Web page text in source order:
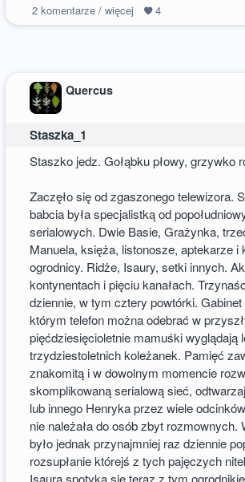
2komentarze / więcej 4
Quercus
Staszka_1
Staszko jedz. Gołąbku płowy, grzywko
Zaczęło się od zgaszonego telewizora.
babcia była specjalistką od
serialowych. Dwie Basie, Grażynka,
Manuela, księża, listonosze, aptekarze i
ogrodnicy. Ridże, Isaury, setki innych.
kontynentach i pięciu kanałach.
dziennie, w tym cztery powtórki.
którym telefon można odebrać w
pięćdziesięcioletnie mamuśki wyglądają
trzydziestoletnich koleżanek. Pamięć
znakomitą i w dowolnym momencie
skomplikowaną serialową sieć,
lub innego Henryka przez wiele
nie należała do osób zbyt rozmownych.
było jednak przynajmniej raz dziennie
rozsupłanie którejś z tych pajęczych
Isaura spotyka się teraz z tym